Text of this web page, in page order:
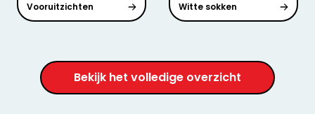
Vooruitzichten Witte sokken
Bekijk het volledige overzicht